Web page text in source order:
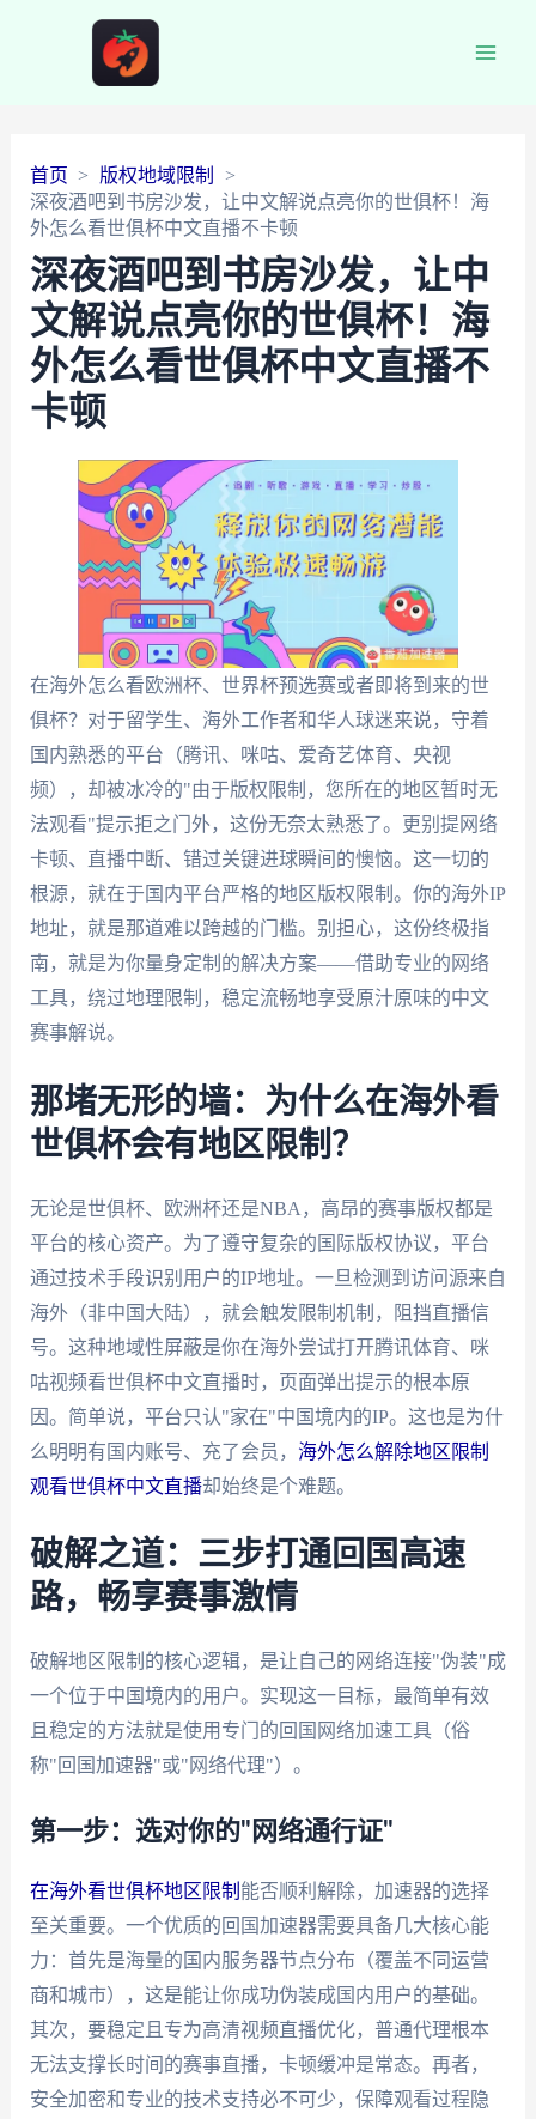
首页
版权地域限制
深夜酒吧到书房沙发，让中文解说点亮你的世俱杯！海
外怎么看世俱杯中文直播不卡顿
深夜酒吧到书房沙发，让中
文解说点亮你的世俱杯！海
外怎么看世俱杯中文直播不
卡顿
在海外怎么看欧洲杯、世界杯预选赛或者即将到来的世
俱杯？对于留学生、海外工作者和华人球迷来说，守着
国内熟悉的平台（腾讯、咪咕、爱奇艺体育、央视
频），却被冰冷的"由于版权限制，您所在的地区暂时无
法观看"提示拒之门外，这份无奈太熟悉了。更别提网络
卡顿、直播中断、错过关键进球瞬间的懊恼。这一切的
根源，就在于国内平台严格的地区版权限制。你的海外IP
地址，就是那道难以跨越的门槛。别担心，这份终极指
南，就是为你量身定制的解决方案——借助专业的网络
工具，绕过地理限制，稳定流畅地享受原汁原味的中文
赛事解说。
那堵无形的墙：为什么在海外看
世俱杯会有地区限制？
无论是世俱杯、欧洲杯还是NBA，高昂的赛事版权都是
平台的核心资产。为了遵守复杂的国际版权协议，平台
通过技术手段识别用户的IP地址。一旦检测到访问源来自
海外（非中国大陆），就会触发限制机制，阻挡直播信
号。这种地域性屏蔽是你在海外尝试打开腾讯体育、咪
咕视频看世俱杯中文直播时，页面弹出提示的根本原
因。简单说，平台只认"家在"中国境内的IP。这也是为什
么明明有国内账号、充了会员， 海外怎么解除地区限制
观看世俱杯中文直播却始终是个难题。
破解之道：三步打通回国高速
路，畅享赛事激情
破解地区限制的核心逻辑，是让自己的网络连接"伪装"成
一个位于中国境内的用户。实现这一目标，最简单有效
且稳定的方法就是使用专门的回国网络加速工具（俗
称"回国加速器"或"网络代理"）。
第一步：选对你的"网络通行证"
在海外看世俱杯地区限制 能否顺利解除，加速器的选择
至关重要。一个优质的回国加速器需要具备几大核心能
力：首先是海量的国内服务器节点分布（覆盖不同运营
商和城市），这是能让你成功伪装成国内用户的基础。
其次，要稳定且专为高清视频直播优化，普通代理根本
无法支撑长时间的赛事直播，卡顿缓冲是常态。再者，
安全加密和专业的技术支持必不可少，保障观看过程隐